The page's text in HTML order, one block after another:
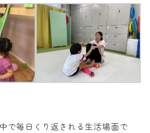
で毎日くり返される生活場面で